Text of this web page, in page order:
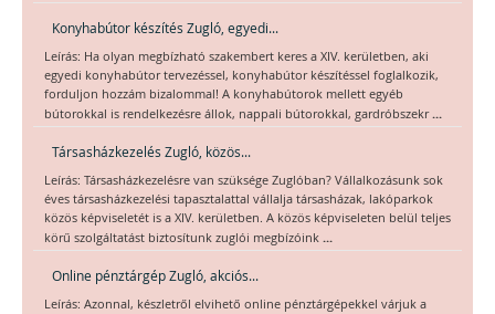
Konyhabútor készítés Zugló, egyedi...
Leírás: Ha olyan megbízható szakembert keres a XIV. kerületben, aki
egyedi konyhabútor tervezéssel, konyhabútor készítéssel foglalkozik,
forduljon hozzám bizalommal! A konyhabútorok mellett egyéb
bútorokkal is rendelkezésre állok, nappali bútorokkal, gardróbszekr...
Társasházkezelés Zugló, közös...
Leírás: Társasházkezelésre van szüksége Zuglóban? Vállalkozásunk sok
éves társasházkezelési tapasztalattal vállalja társasházak, lakóparkok
közös képviseletét is a XIV. kerületben. A közös képviseleten belül teljes
körű szolgáltatást biztosítunk zuglói megbízóink ...
Online pénztárgép Zugló, akciós...
Leírás: Azonnal, készletről elvihető online pénztárgépekkel várjuk a